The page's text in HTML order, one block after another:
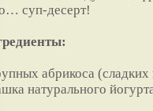
суп-десерт!
абрикоса
натурального